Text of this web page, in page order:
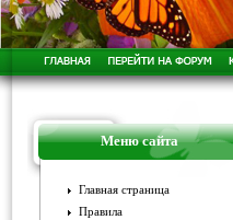
Меню сайта
Главная страница
Правила